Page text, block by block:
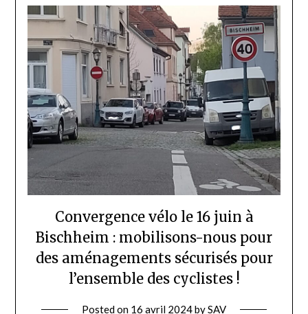
Convergence vélo le 16 juin à
Bischheim : mobilisons-nous pour
des aménagements sécurisés pour
l’ensemble des cyclistes !
Posted on 16 avril 2024bySAV